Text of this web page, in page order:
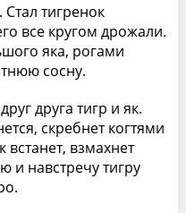
тигренок
все кругом дрожали.
яка, рогами
сосну.
друга тигр и як.
скребнет когтями
взмахнет
и навстречу тигру